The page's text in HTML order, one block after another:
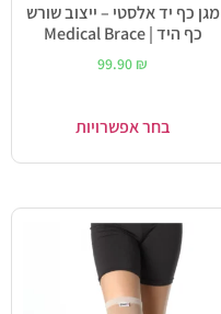
מגן כף יד אלסטי – ייצוב שורש
כף היד | Medical Brace
99.90 ₪
בחר אפשרויות